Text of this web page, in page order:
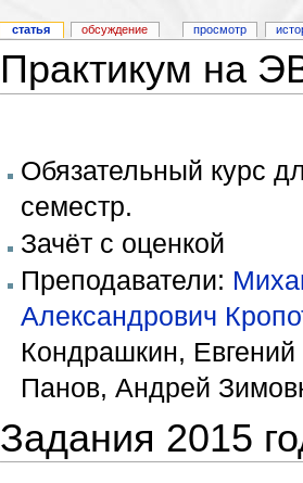
Практикум на
Обязательный курс
семестр.
Зачёт с оценкой
Преподаватели:
Александрович
Кондрашкин,
Панов, Андрей
Задания 2015
статья обсуждение просмотр